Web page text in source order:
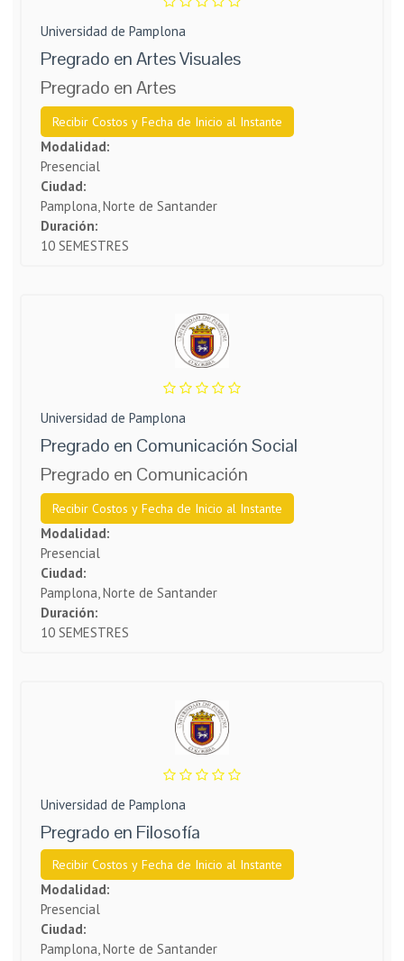
Universidad de Pamplona
Pregrado en Artes Visuales
Pregrado en Artes
Recibir Costos y Fecha de Inicio al Instante
Modalidad:
Presencial
Ciudad:
Pamplona, Norte de Santander
Duración:
10 SEMESTRES
Universidad de Pamplona
Pregrado en Comunicación Social
Pregrado en Comunicación
Recibir Costos y Fecha de Inicio al Instante
Modalidad:
Presencial
Ciudad:
Pamplona, Norte de Santander
Duración:
10 SEMESTRES
Universidad de Pamplona
Pregrado en Filosofía
Recibir Costos y Fecha de Inicio al Instante
Modalidad:
Presencial
Ciudad:
Pamplona, Norte de Santander